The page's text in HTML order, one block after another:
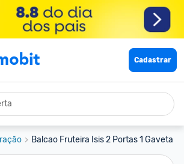
Cadastrar
Balcao Fruteira Isis 2 Portas 1 Gaveta